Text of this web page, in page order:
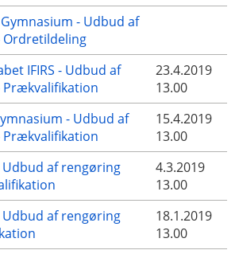
- Udbud af
Ordretildeling
IFIRS - Udbud af
Prækvalifikation
23.4.2019
13.00
- Udbud af
Prækvalifikation
15.4.2019
13.00
Udbud af rengøring
4.3.2019
13.00
Udbud af rengøring
18.1.2019
13.00